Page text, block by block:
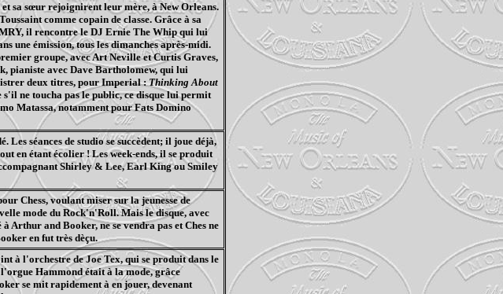
et sa sœur rejoignirent leur mère, à New Orleans.
comme copain de classe. Grâce à sa
il rencontre le DJ Ernie The Whip qui lui
une émission, tous les dimanches après-midi.
groupe, avec Art Neville et Curtis Graves,
pianiste avec Dave Bartholomew, qui lui
deux titres, pour Imperial :Thinking About
s'il ne toucha pas le public, ce disque lui permit
Matassa, notamment pour Fats Domino
Les séances de studio se succèdent; il joue déjà,
en étant écolier ! Les week-ends, il se produit
Shirley & Lee, Earl King ou Smiley
Chess, voulant miser sur la jeunesse de
mode du Rock'n'Roll. Mais le disque, avec
à Arthur and Booker, ne se vendra pas et Ches ne
en fut très dèçu.
à l'orchestre de Joe Tex, qui se produit dans le
Hammond était à la mode, grâce
se mit rapidement à en jouer, devenant